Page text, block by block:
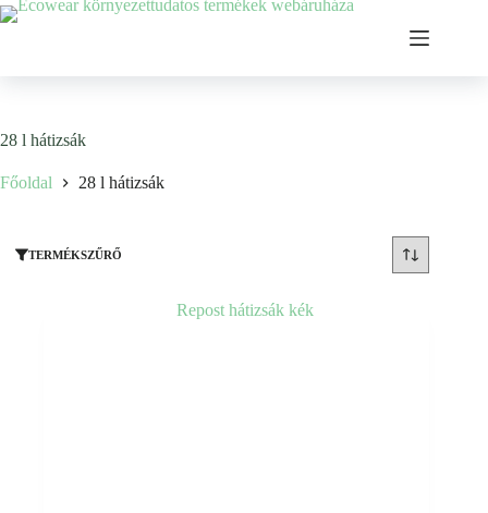
Ugrás
a
28 l hátizsák
Főoldal 28 l hátizsák
TERMÉKSZŰRŐ